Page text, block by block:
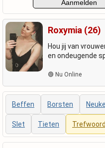
Roxymia (26)
Hou jij van
en ondeugende
🟢 Nu Online
Beffen Borsten
Slet Tieten